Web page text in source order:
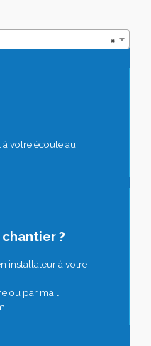
×
votre écoute au
?
installateur à votre
ou par mail